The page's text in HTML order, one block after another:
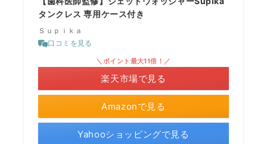
タンクレス 専用ケース付き
Ｓｕｐｉｋａ
口コミを見る
Amazonで見る
＼ポイント最大11倍！／
楽天市場で見る
Yahooショッピングで見る